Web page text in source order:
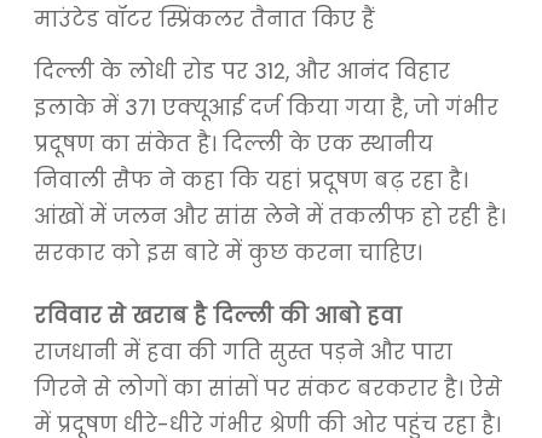
माउंटेड वॉटर स्प्रिंकलर तैनात किए हैं
दिल्ली के लोधी रोड पर 312, और आनंद विहार
इलाके में 371 एक्यूआई दर्ज किया गया है, जो गंभीर
प्रदूषण का संकेत है। दिल्ली के एक स्थानीय
निवाली सैफ ने कहा कि यहां प्रदूषण बढ़ रहा है।
आंखों में जलन और सांस लेने में तकलीफ हो रही है।
सरकार को इस बारे में कुछ करना चाहिए।
रविवार से खराब है दिल्ली की आबो हवा
राजधानी में हवा की गति सुस्त पड़ने और पारा
गिरने से लोगों का सांसों पर संकट बरकरार है। ऐसे
में प्रदूषण धीरे-धीरे गंभीर श्रेणी की ओर पहुंच रहा है।